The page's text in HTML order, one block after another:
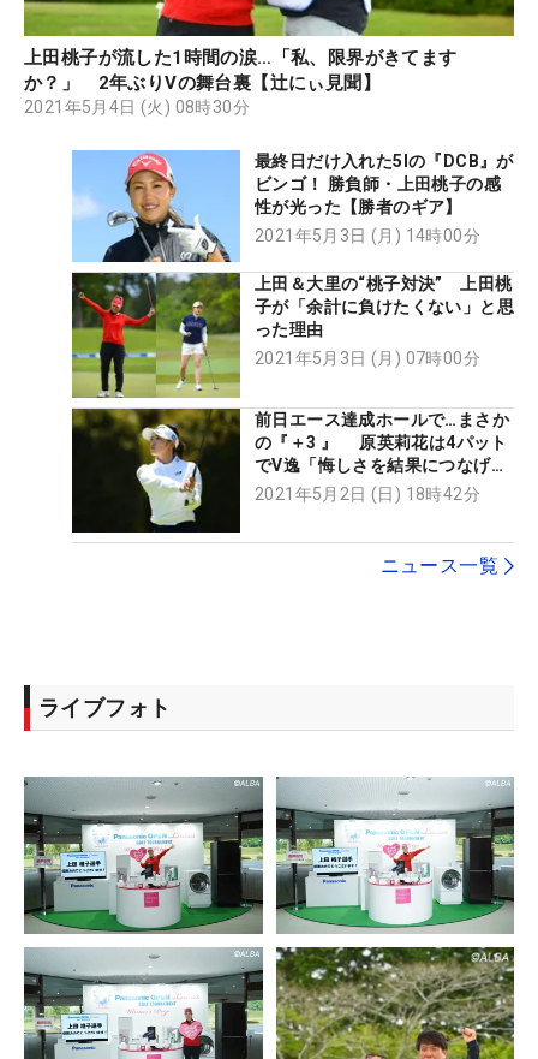
上田桃子が流した1時間の涙…「私、限界がきてます
か？」 2年ぶりVの舞台裏【辻にぃ見聞】
2021年5月4日 (火) 08時30分
最終日だけ入れた5Iの『DCB』が
ビンゴ！ 勝負師・上田桃子の感
性が光った【勝者のギア】
2021年5月3日 (月) 14時00分
上田＆大里の“桃子対決” 上田桃
子が「余計に負けたくない」と思
った理由
2021年5月3日 (月) 07時00分
前日エース達成ホールで…まさか
の『＋3 』 原英莉花は4パット
でV逸「悔しさを結果につなげた
い」
2021年5月2日 (日) 18時42分
ニュース一覧
ライブフォト